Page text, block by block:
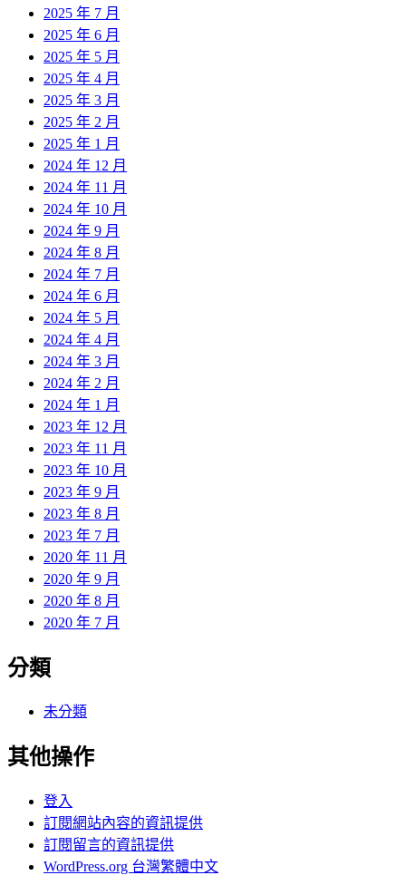
2025 年 7 月
2025 年 6 月
2025 年 5 月
2025 年 4 月
2025 年 3 月
2025 年 2 月
2025 年 1 月
2024 年 12 月
2024 年 11 月
2024 年 10 月
2024 年 9 月
2024 年 8 月
2024 年 7 月
2024 年 6 月
2024 年 5 月
2024 年 4 月
2024 年 3 月
2024 年 2 月
2024 年 1 月
2023 年 12 月
2023 年 11 月
2023 年 10 月
2023 年 9 月
2023 年 8 月
2023 年 7 月
2020 年 11 月
2020 年 9 月
2020 年 8 月
2020 年 7 月
分類
未分類
其他操作
登入
訂閱網站內容的資訊提供
訂閱留言的資訊提供
WordPress.org 台灣繁體中文